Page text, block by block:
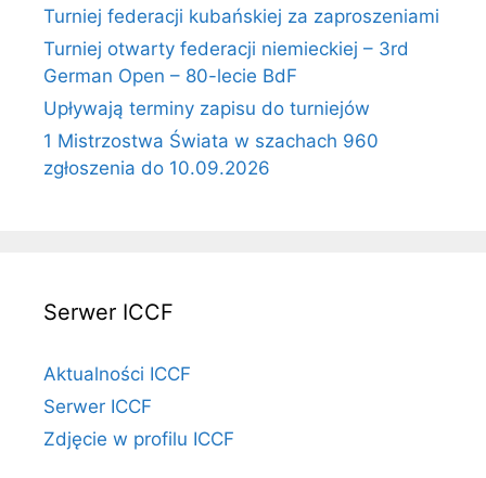
Turniej federacji kubańskiej za zaproszeniami
Turniej otwarty federacji niemieckiej – 3rd
German Open – 80-lecie BdF
Upływają terminy zapisu do turniejów
1 Mistrzostwa Świata w szachach 960
zgłoszenia do 10.09.2026
Serwer ICCF
Aktualności ICCF
Serwer ICCF
Zdjęcie w profilu ICCF